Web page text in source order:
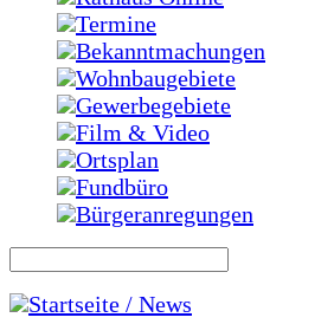
Termine
Bekanntmachungen
Wohnbaugebiete
Gewerbegebiete
Film & Video
Ortsplan
Fundbüro
Bürgeranregungen
Startseite / News